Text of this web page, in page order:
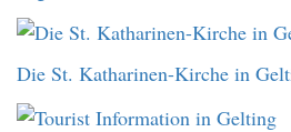
Die St. Katharinen-Kirche in